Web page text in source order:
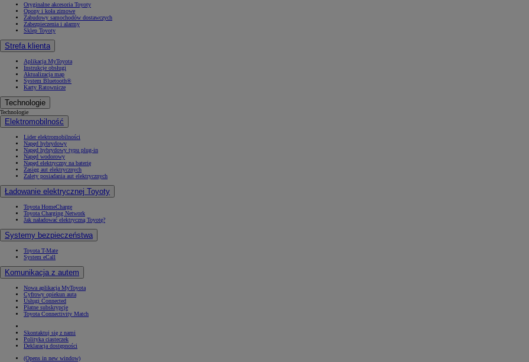
Oryginalne akcesoria Toyoty
Opony i koła zimowe
Zabudowy samochodów dostawczych
Zabezpieczenia i alarmy
Sklep Toyoty
Strefa klienta
Aplikacja MyToyota
Instrukcje obsługi
Aktualizacja map
System Bluetooth®
Karty Ratownicze
Technologie
Technologie
Elektromobilność
Lider elektromobilności
Napęd hybrydowy
Napęd hybrydowy typu plug-in
Napęd wodorowy
Napęd elektryczny na baterię
Zasięg aut elektrycznych
Zalety posiadania aut elektrycznych
Ładowanie elektrycznej Toyoty
Toyota HomeCharge
Toyota Charging Network
Jak naładować elektryczną Toyotę?
Systemy bezpieczeństwa
Toyota T-Mate
System eCall
Komunikacja z autem
Nowa aplikacja MyToyota
Cyfrowy opiekun auta
Usługi Connected
Płatne subskrypcje
Toyota Connectivity Match
Skontaktuj się z nami
Polityka ciasteczek
Deklaracja dostępności
(Opens in new window)